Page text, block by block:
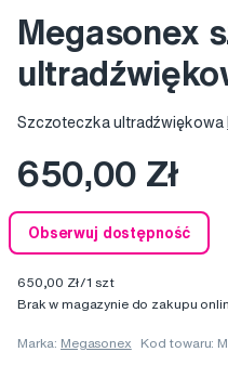
Megasonex
Szczoteczka ultradźwiękowa
650,00 Zł
Obserwuj dostępność
650,00 Zł/1 szt
Brak w magazynie do zakupu
Marka: Megasonex Kod towaru: